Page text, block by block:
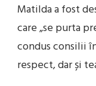
Matilda a fost
care „se purta
condus consilii
respect, dar și